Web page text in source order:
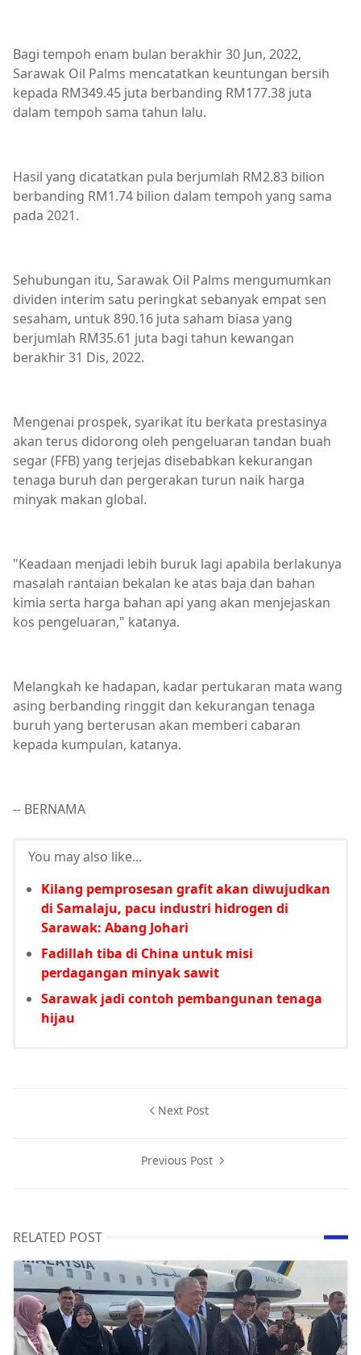
Bagi tempoh enam bulan berakhir 30 Jun, 2022,
Sarawak Oil Palms mencatatkan keuntungan bersih
kepada RM349.45 juta berbanding RM177.38 juta
dalam tempoh sama tahun lalu.
Hasil yang dicatatkan pula berjumlah RM2.83 bilion
berbanding RM1.74 bilion dalam tempoh yang sama
pada 2021.
Sehubungan itu, Sarawak Oil Palms mengumumkan
dividen interim satu peringkat sebanyak empat sen
sesaham, untuk 890.16 juta saham biasa yang
berjumlah RM35.61 juta bagi tahun kewangan
berakhir 31 Dis, 2022.
Mengenai prospek, syarikat itu berkata prestasinya
akan terus didorong oleh pengeluaran tandan buah
segar (FFB) yang terjejas disebabkan kekurangan
tenaga buruh dan pergerakan turun naik harga
minyak makan global.
"Keadaan menjadi lebih buruk lagi apabila berlakunya
masalah rantaian bekalan ke atas baja dan bahan
kimia serta harga bahan api yang akan menjejaskan
kos pengeluaran," katanya.
Melangkah ke hadapan, kadar pertukaran mata wang
asing berbanding ringgit dan kekurangan tenaga
buruh yang berterusan akan memberi cabaran
kepada kumpulan, katanya.
-- BERNAMA
You may also like...
Kilang pemprosesan grafit akan diwujudkan
di Samalaju, pacu industri hidrogen di
Sarawak: Abang Johari
Fadillah tiba di China untuk misi
perdagangan minyak sawit
Sarawak jadi contoh pembangunan tenaga
hijau
Next Post
Previous Post
RELATED POST